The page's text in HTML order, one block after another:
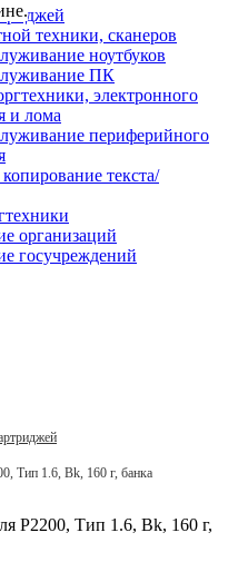
техники, сканеров
ноутбуков
ПК
электронного
и лома
периферийного
текста/
организаций
госучреждений
Тип 1.6, Bk, 160 г, банка